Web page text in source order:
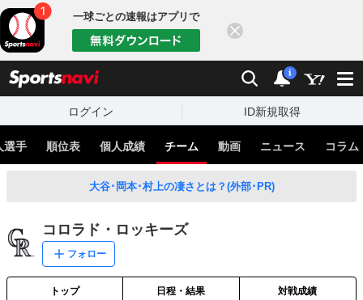
一球ごとの速報はアプリで
検索 通知
i
ログイン ID新規取得
選手 順位表 個人成績 チーム 動画 ニュース コラム
大谷･岡本･村上の凄さとは？(外部･PR)
コロラド・ロッキーズ
フォロー
トップ 日程・結果 対戦成績